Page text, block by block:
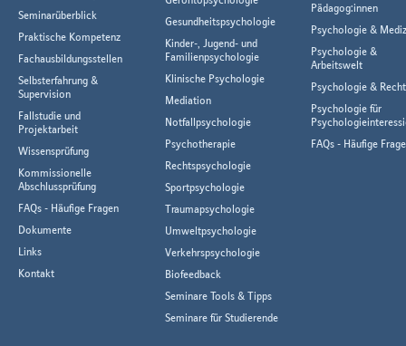
Seminarüberblick
Praktische Kompetenz
Fachausbildungsstellen
Selbsterfahrung &
Supervision
Fallstudie und
Projektarbeit
Wissensprüfung
Kommissionelle
Abschlussprüfung
FAQs - Häufige Fragen
Dokumente
Links
Kontakt
Gesundheitspsychologie
Kinder-, Jugend- und
Familienpsychologie
Klinische Psychologie
Mediation
Notfallpsychologie
Psychotherapie
Rechtspsychologie
Sportpsychologie
Traumapsychologie
Umweltpsychologie
Verkehrspsychologie
Biofeedback
Seminare Tools & Tipps
Seminare für Studierende
Pädagog:innen
Psychologie &
Psychologie &
Arbeitswelt
Psychologie & Recht
Psychologie für
FAQs - Häufige